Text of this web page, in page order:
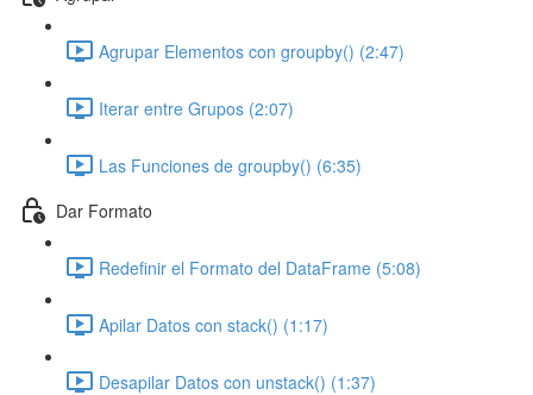
Agrupar Elementos con groupby() (2:47)
Iterar entre Grupos (2:07)
Las Funciones de groupby() (6:35)
Dar Formato
Redefinir el Formato del DataFrame (5:08)
Apilar Datos con stack() (1:17)
Desapilar Datos con unstack() (1:37)